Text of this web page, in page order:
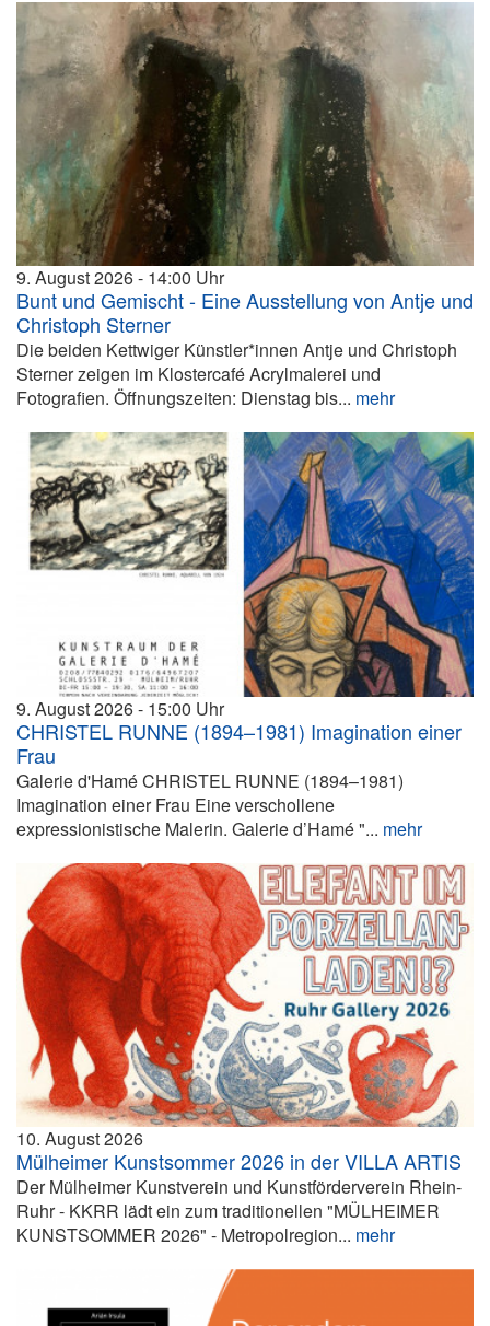
9. August 2026 14:00
Bunt und Gemischt - Eine Ausstellung von Antje und
Christoph Sterner
Die beiden Kettwiger Künstler*innen Antje und Christoph
Sterner zeigen im Klostercafé Acrylmalerei und
Fotografien. Öffnungszeiten: Dienstag bis... mehr
9. August 2026 15:00
CHRISTEL RUNNE (1894–1981) Imagination einer
Frau
Galerie d'Hamé CHRISTEL RUNNE (1894–1981)
Imagination einer Frau Eine verschollene
expressionistische Malerin. Galerie d’Hamé "... mehr
10. August 2026
Mülheimer Kunstsommer 2026 in der VILLA ARTIS
Der Mülheimer Kunstverein und Kunstförderverein Rhein-
Ruhr - KKRR lädt ein zum traditionellen "MÜLHEIMER
KUNSTSOMMER 2026" - Metropolregion... mehr